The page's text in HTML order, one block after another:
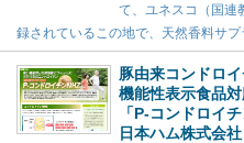
て、ユネスコ（国連
録されているこの地で、天然香料サプ
豚由来コンドロ
機能性表示食品
「P-コンドロイチ
日本ハム株式会社